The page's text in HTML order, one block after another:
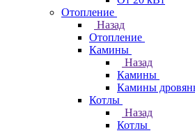
Отопление
Назад
Отопление
Камины
Назад
Камины
Камины
Котлы
Назад
Котлы